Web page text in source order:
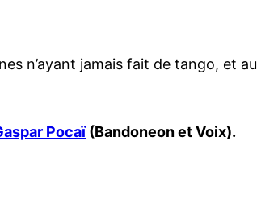
n’ayant jamais fait de tango, et
Pocaï(Bandoneon et Voix).